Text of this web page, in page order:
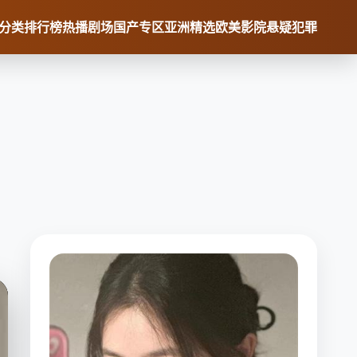
类排行榜热播剧场国产专区亚洲精选欧美影院悬疑犯罪